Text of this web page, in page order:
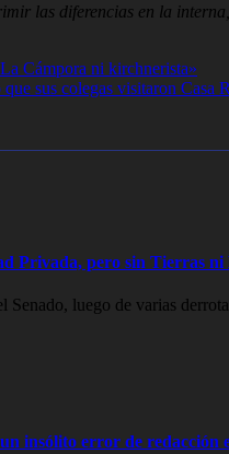
las diferencias en la
Cámpora ni kirchnerista»
sus colegas visitaron Casa
Privada, pero sin Tierras
luego de varias
insólito error de redacción